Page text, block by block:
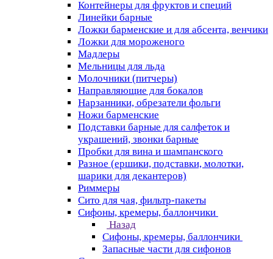
Контейнеры для фруктов и специй
Линейки барные
Ложки барменские и для абсента, венчики
Ложки для мороженого
Мадлеры
Мельницы для льда
Молочники (питчеры)
Направляющие для бокалов
Нарзанники, обрезатели фольги
Ножи барменские
Подставки барные для салфеток и
украшений, звонки барные
Пробки для вина и шампанского
Разное (ершики, подставки, молотки,
шарики для декантеров)
Риммеры
Сито для чая, фильтр-пакеты
Сифоны, кремеры, баллончики
Назад
Сифоны, кремеры, баллончики
Запасные части для сифонов